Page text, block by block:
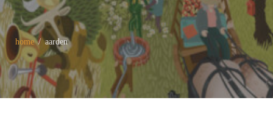
home aarden